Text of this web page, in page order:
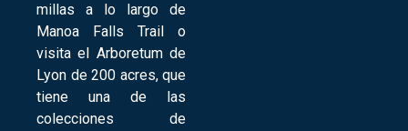
millas a lo largo de
Manoa Falls Trail o
visita el Arboretum de
Lyon de 200 acres, que
tiene una de las
colecciones de